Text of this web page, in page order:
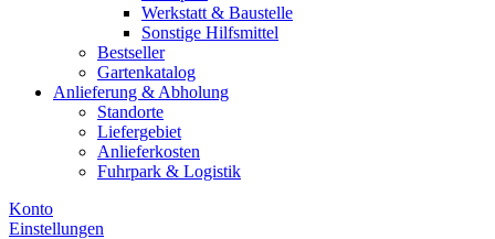
Werkstatt & Baustelle
Sonstige Hilfsmittel
Bestseller
Gartenkatalog
Anlieferung & Abholung
Standorte
Liefergebiet
Anlieferkosten
Fuhrpark & Logistik
Konto
Einstellungen